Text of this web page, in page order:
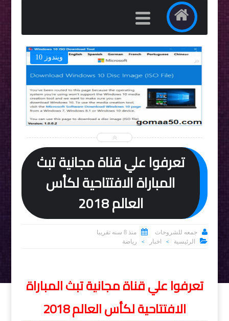
ويندوز 10
تعرفوا علي قناة مجانية تبث
المباراة الافتتاحية لكأس
العالم 2018
 جمعه للشروحات 
منذ 8 سنه تقريبا

الرئيسية > اخبار > رياضة
تعرفوا علي قناة مجانية تبث المباراة
الافتتاحية لكأس العالم 2018